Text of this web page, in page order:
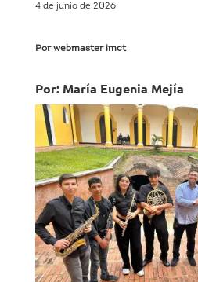
4 de junio de 2026
Por webmaster imct
Por: María Eugenia Mejía